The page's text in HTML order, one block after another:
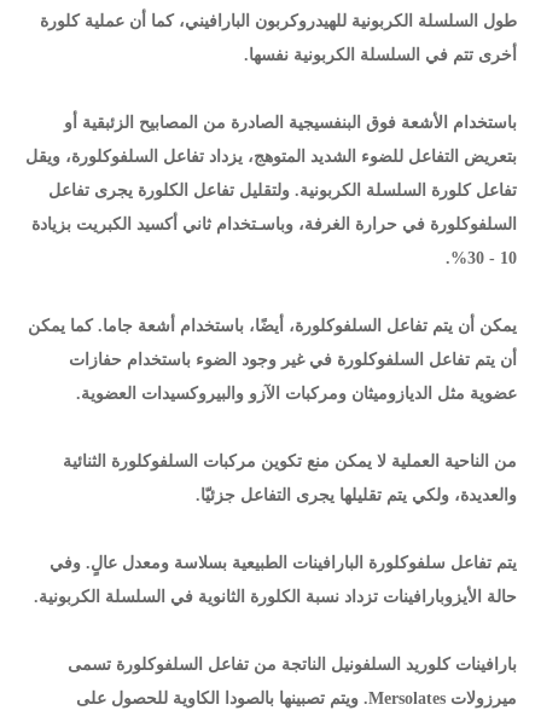
طول السلسلة الكربونية للهيدروكربون البارافيني، كما أن عملية كلورة
أخرى تتم في السلسلة الكربونية نفسها.
باستخدام الأشعة فوق البنفسيجية الصادرة من المصابيح الزئبقية أو
بتعريض التفاعل للضوء الشديد المتوهج، يزداد تفاعل السلفوكلورة، ويقل
تفاعل كلورة السلسلة الكربونية. ولتقليل تفاعل الكلورة يجرى تفاعل
السلفوكلورة في حرارة الغرفة، وباسـتخدام ثاني أكسيد الكبريت بزيادة
10 - 30%.
يمكن أن يتم تفاعل السلفوكلورة، أيضًا، باستخدام أشعة جاما. كما يمكن
أن يتم تفاعل السلفوكلورة في غير وجود الضوء باستخدام حفازات
عضوية مثل الديازوميثان ومركبات الآزو والبيروكسيدات العضوية.
من الناحية العملية لا يمكن منع تكوين مركبات السلفوكلورة الثنائية
والعديدة، ولكي يتم تقليلها يجرى التفاعل جزئيّا.
يتم تفاعل سلفوكلورة البارافينات الطبيعية بسلاسة ومعدل عالٍ. وفي
حالة الأيزوبارافينات تزداد نسبة الكلورة الثانوية في السلسلة الكربونية.
بارافينات كلوريد السلفونيل الناتجة من تفاعل السلفوكلورة تسمى
ميرزولات Mersolates. ويتم تصبينها بالصودا الكاوية للحصول على